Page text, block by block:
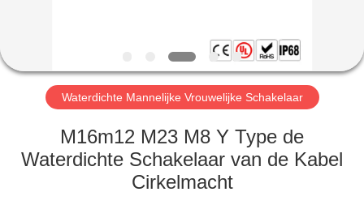
FABRIEKSREIS
KWALITEITSCONTROLE
Waterdichte Mannelijke Vrouwelijke Schakelaar
M16m12 M23 M8 Y Type de
Waterdichte Schakelaar van de Kabel
Cirkelmacht